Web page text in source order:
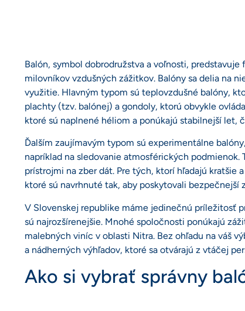
Balón, symbol dobrodružstva a voľnosti,
milovníkov vzdušných zážitkov. Balóny sa delia na
využitie. Hlavným typom sú teplovzdušné balóny,
plachty (tzv. balónej) a gondoly, ktorú obvykle
ktoré sú naplnené héliom a ponúkajú stabilnejší let,
Ďalším zaujímavým typom sú experimentálne
napríklad na sledovanie atmosférických
prístrojmi na zber dát. Pre tých, ktorí hľadajú
ktoré sú navrhnuté tak, aby poskytovali bezpečnejší
V Slovenskej republike máme jedinečnú príležitosť
sú najrozšírenejšie. Mnohé spoločnosti ponúkajú
malebných viníc v oblasti Nitra. Bez ohľadu na váš
a nádherných výhľadov, ktoré sa otvárajú z vtáčej
Ako si vybrať správny